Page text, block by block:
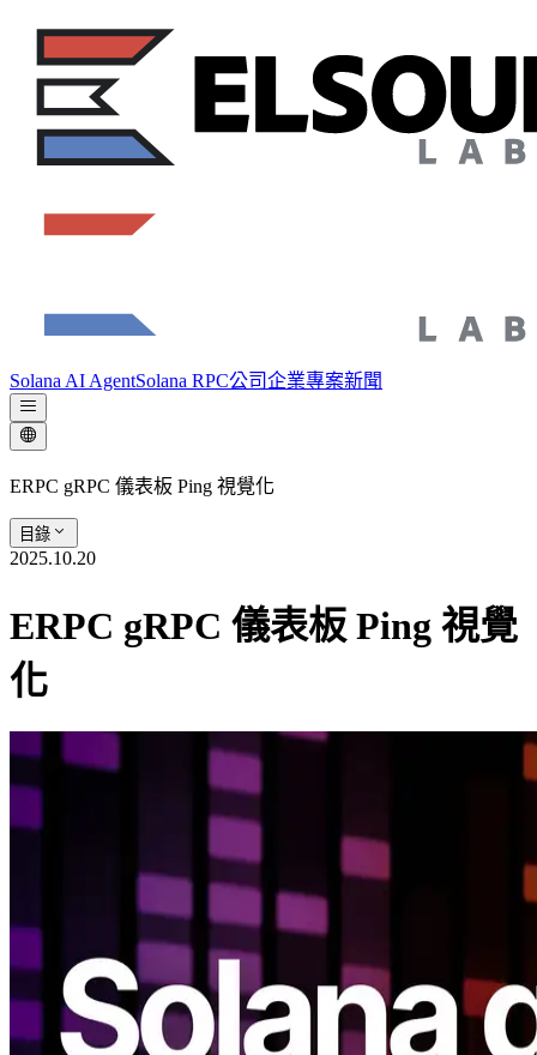
Solana AI AgentSolana RPC公司企業專案新聞
ERPC gRPC 儀表板 Ping 視覺化
目錄
2025.10.20
ERPC gRPC 儀表板 Ping 視覺
化
ELSOUL LABO B.V.（總部：荷蘭阿姆斯特丹，CEO：